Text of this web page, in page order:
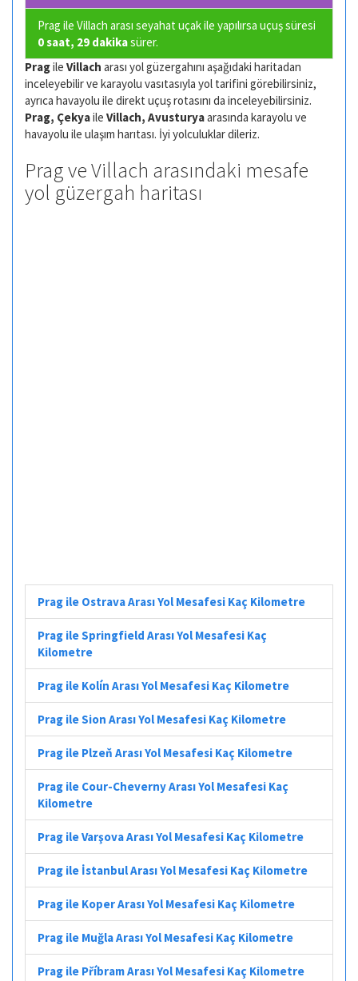
Prag ile Villach arası seyahat uçak ile yapılırsa uçuş süresi
0 saat, 29 dakikasürer.
Pragile Villach arası yol güzergahını aşağıdaki haritadan
inceleyebilir ve karayolu vasıtasıyla yol tarifini görebilirsiniz,
ayrıca havayolu ile direkt uçuş rotasını da inceleyebilirsiniz.
Prag, Çekyaile Villach, Avusturyaarasında karayolu ve
havayolu ile ulaşım harıtası. İyi yolculuklar dileriz.
Prag ve Villach arasındaki mesafe
yol güzergah haritası
Prag ile Ostrava Arası Yol Mesafesi Kaç Kilometre
Prag ile Springfield Arası Yol Mesafesi Kaç
Kilometre
Prag ile Kolín Arası Yol Mesafesi Kaç Kilometre
Prag ile Sion Arası Yol Mesafesi Kaç Kilometre
Prag ile Plzeň Arası Yol Mesafesi Kaç Kilometre
Prag ile Cour-Cheverny Arası Yol Mesafesi Kaç
Kilometre
Prag ile Varşova Arası Yol Mesafesi Kaç Kilometre
Prag ile İstanbul Arası Yol Mesafesi Kaç Kilometre
Prag ile Koper Arası Yol Mesafesi Kaç Kilometre
Prag ile Muğla Arası Yol Mesafesi Kaç Kilometre
Prag ile Příbram Arası Yol Mesafesi Kaç Kilometre